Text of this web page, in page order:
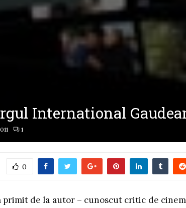
International
1
0
primit de la autor – cunoscut critic de